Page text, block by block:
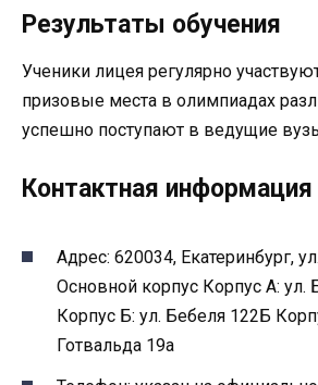
Результаты обучения
Ученики лицея регулярно
призовые места в олимпиадах
успешно поступают в ведущие
Контактная информация
Адрес: 620034, Екатеринбург,
Основной корпус Корпус А: ул.
Корпус Б: ул. Бебеля 122Б
Готвальда 19а